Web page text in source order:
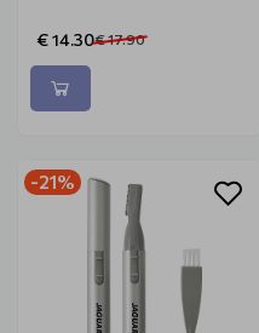
€ 14.30€ 17.90
-21%